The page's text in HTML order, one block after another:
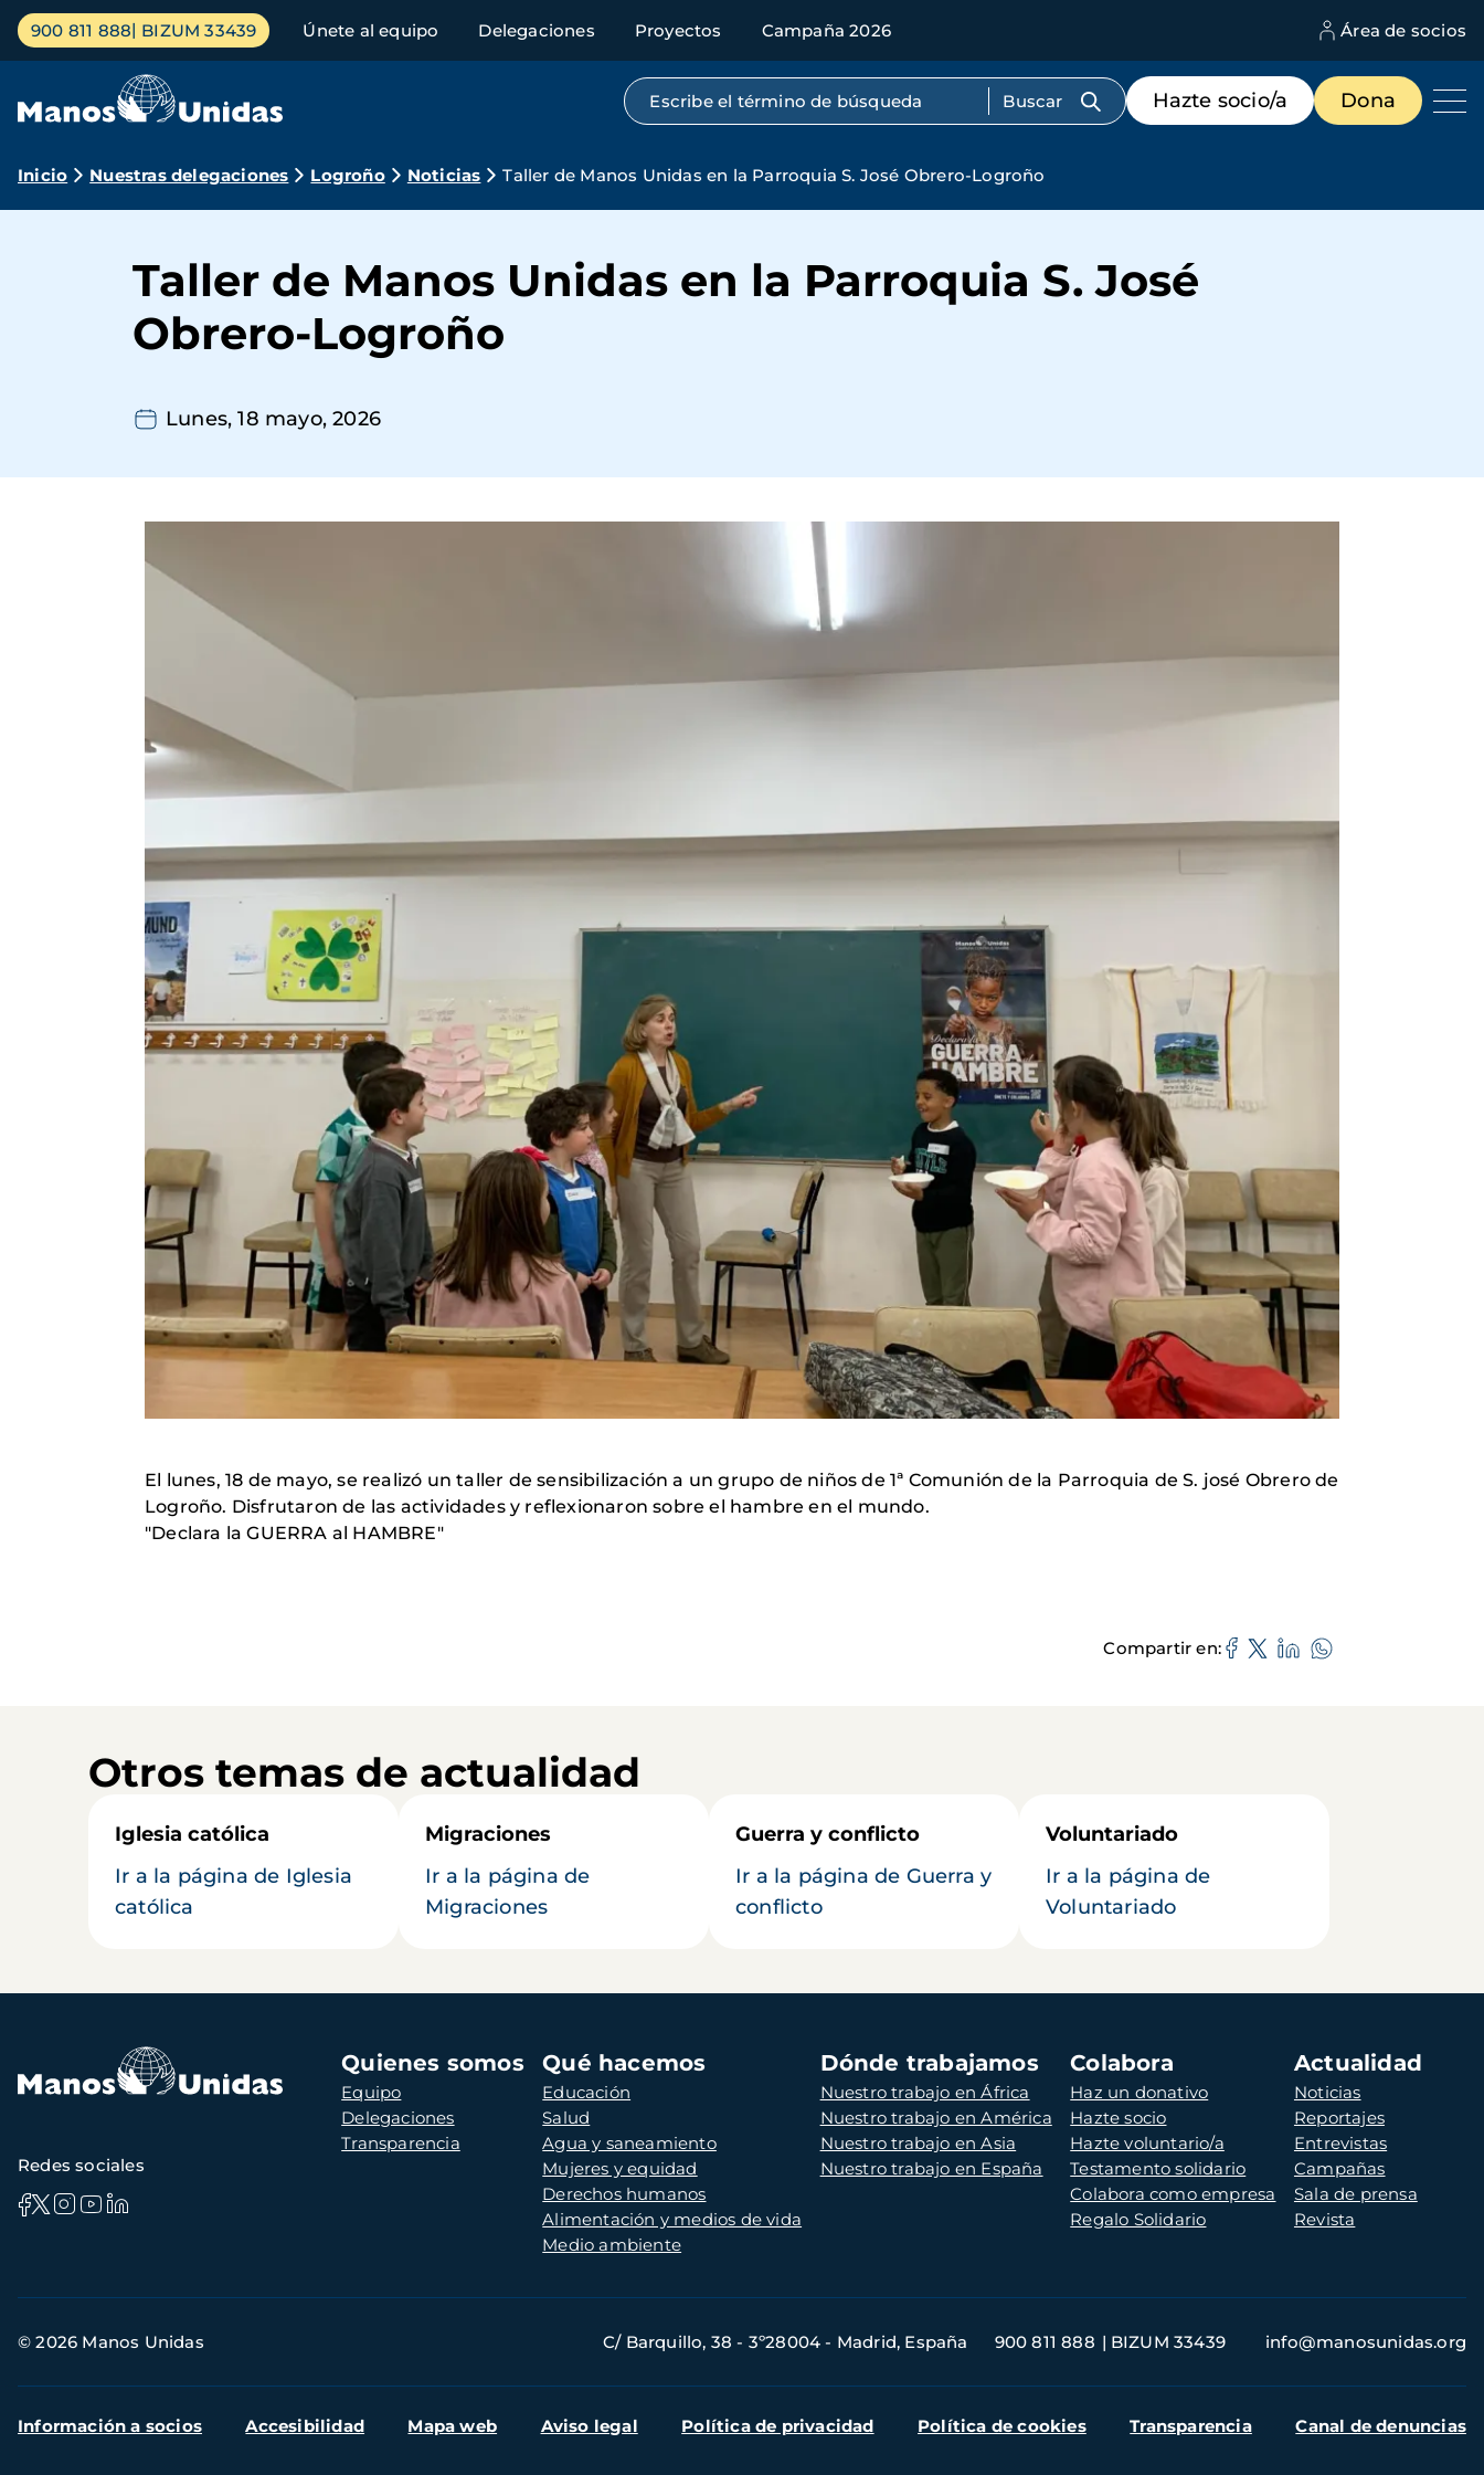
Pasar
contenido
Menú
principal
900 811 888 BIZUM 33439 Únete al equipo Delegaciones Proyectos Campaña 2026 Área de socios
Búsqueda por texto completo
Menú
de
destacados
Hazte socio/a Dona
Ruta
navegación
Inicio Nuestras delegaciones Logroño Noticias Taller de Manos Unidas en la Parroquia S. José Obrero-Logroño
Taller de Manos Unidas en la Parroquia S. José
Obrero-Logroño
Lunes, 18 mayo, 2026
El lunes, 18 de mayo, se realizó un taller de sensibilización a un grupo de niños de 1ª Comunión de la Parroquia de S. josé Obrero de
Logroño. Disfrutaron de las actividades y reflexionaron sobre el hambre en el mundo.
"Declara la GUERRA al HAMBRE"
Compartir en
Otros temas de actualidad
Iglesia católica
Ir a la página de Iglesia
católica
Migraciones
Ir a la página de
Migraciones
Guerra y conflicto
Ir a la página de Guerra y
conflicto
Voluntariado
Ir a la página de
Voluntariado
Navegación
principal
Quienes somos
Equipo
Delegaciones
Transparencia
Qué hacemos
Educación
Salud
Agua y saneamiento
Mujeres y equidad
Derechos humanos
Alimentación y medios de vida
Medio ambiente
Dónde trabajamos
Nuestro trabajo en África
Nuestro trabajo en América
Nuestro trabajo en Asia
Nuestro trabajo en España
Colabora
Haz un donativo
Hazte socio
Hazte voluntario/a
Testamento solidario
Colabora como empresa
Regalo Solidario
Actualidad
Noticias
Reportajes
Entrevistas
Campañas
Sala de prensa
Revista
Redes sociales
de
© 2026 Manos Unidas C/ Barquillo, 38 - 3º28004 - Madrid, España 900 811 888 BIZUM 33439 info@manosunidas.org
Menú
Información a socios Accesibilidad Mapa web Aviso legal Política de privacidad Política de cookies Transparencia Canal de denuncias